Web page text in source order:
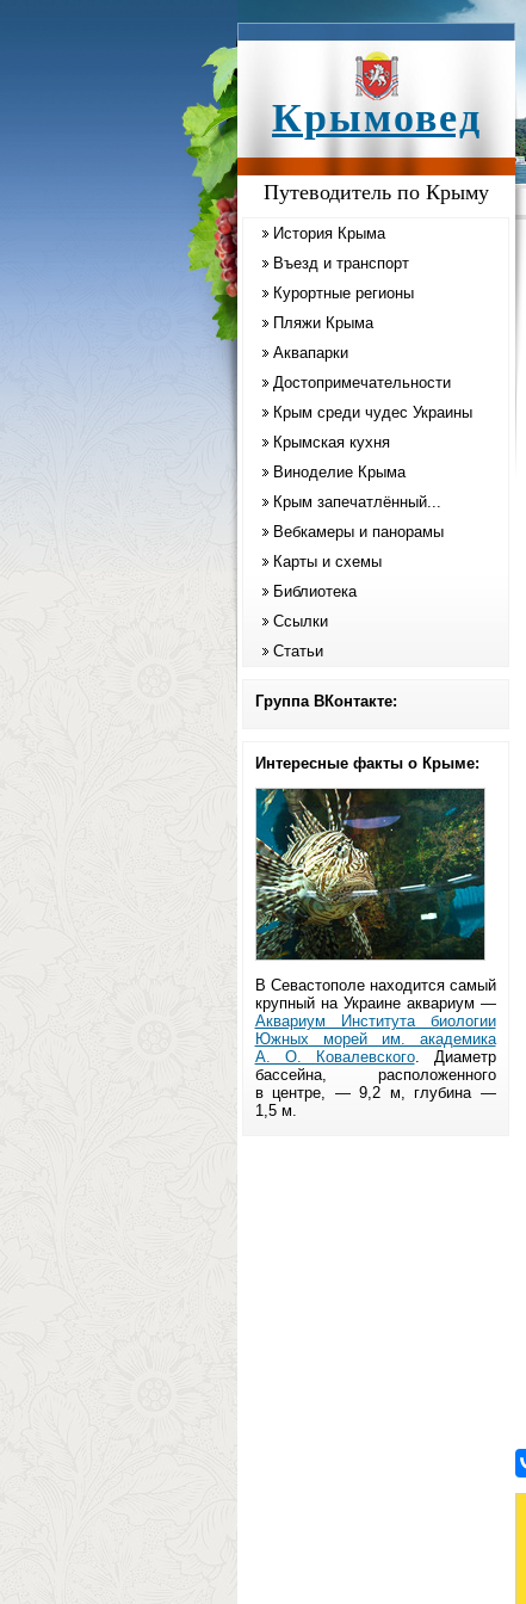
Крымовед
Путеводитель по Крыму
История Крыма
Въезд и транспорт
Курортные регионы
Пляжи Крыма
Аквапарки
Достопримечательности
Крым среди чудес Украины
Крымская кухня
Виноделие Крыма
Крым запечатлённый...
Вебкамеры и панорамы
Карты и схемы
Библиотека
Ссылки
Статьи
Группа ВКонтакте:
Интересные факты о Крыме:
В Севастополе находится самый
крупный на Украине аквариум —
Аквариум Института биологии
Южных морей им. академика
А. О. Ковалевского. Диаметр
бассейна, расположенного
в центре, — 9,2 м, глубина —
1,5 м.